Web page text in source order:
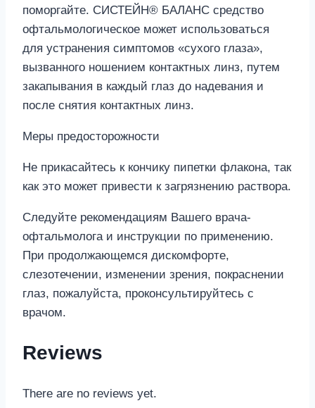
поморгайте. СИСТЕЙН® БАЛАНС средство
офтальмологическое может использоваться
для устранения симптомов «сухого глаза»,
вызванного ношением контактных линз, путем
закапывания в каждый глаз до надевания и
после снятия контактных линз.
Меры предосторожности
Не прикасайтесь к кончику пипетки флакона, так
как это может привести к загрязнению раствора.
Следуйте рекомендациям Вашего врача-
офтальмолога и инструкции по применению.
При продолжающемся дискомфорте,
слезотечении, изменении зрения, покраснении
глаз, пожалуйста, проконсультируйтесь с
врачом.
Reviews
There are no reviews yet.